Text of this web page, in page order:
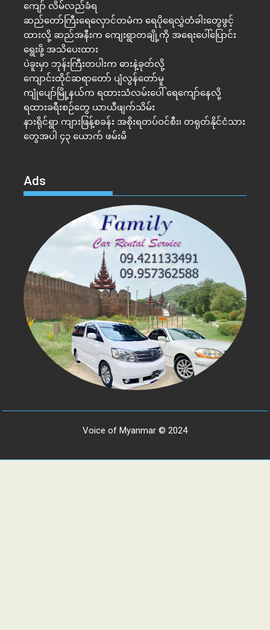
ကျော် လိမ်လည်ခံရ
ဆည်တော်ကြီးရေလှောင်တမံက ရေပိုရေလွှဲတံခါးတွေဖွင့်
ထားလို့ ဆည်အနီးက ကျေးရွာတချို့ကို အရေးပေါ်ပြောင်း
ရွေးဖို့ အသိပေးထား
ပဲခူးမှာ ဘုန်းကြီးတပါးက ဓားနဲ့ခုတ်လို့
ကျောင်းထိုင်ဆရာတော် ပျံလွန်တော်မူ
ကျုံပျော်မြို့နယ်က ရထားသံလမ်းပေါ် ရေကျော်နေလို့
ရထားခရီးစဉ်တွေ ယာယီဖျက်သိမ်း
နားရိုင်ရွာ ကျားဖြန့်စခန်း အစိုးရတပ်ဝင်စီး၊ တရုတ်နိုင်ငံသား
တွေအပါ ၄၃ ယောက် ဖမ်းမိ
Ads
Voice of Myanmar © 2024